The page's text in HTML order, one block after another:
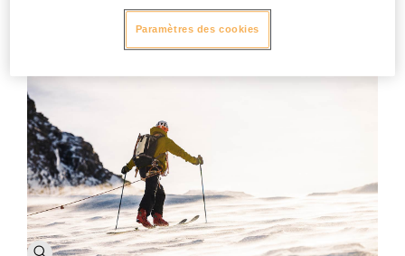
IRVIS HYBRID
Paramètres des cookies